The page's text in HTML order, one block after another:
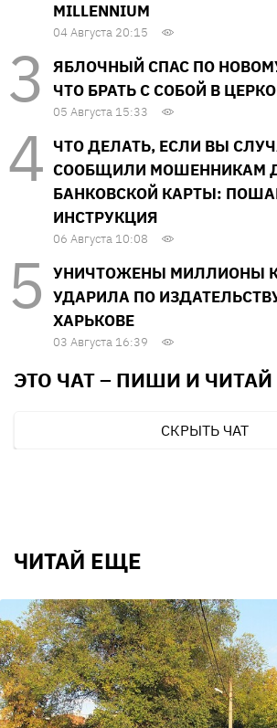
MILLENNIUM
04 Августа 20:15
ЯБЛОЧНЫЙ СПАС ПО
ЧТО БРАТЬ С СОБОЙ В
05 Августа 15:33
ЧТО ДЕЛАТЬ, ЕСЛИ ВЫ
СООБЩИЛИ МОШЕННИКАМ
БАНКОВСКОЙ КАРТЫ:
ИНСТРУКЦИЯ
06 Августа 10:08
УНИЧТОЖЕНЫ МИЛЛИОНЫ
УДАРИЛА ПО
ХАРЬКОВЕ
03 Августа 16:39
ЭТО ЧАТ – ПИШИ И ЧИТАЙ
СКРЫТЬ ЧАТ
ЧИТАЙ ЕЩЕ